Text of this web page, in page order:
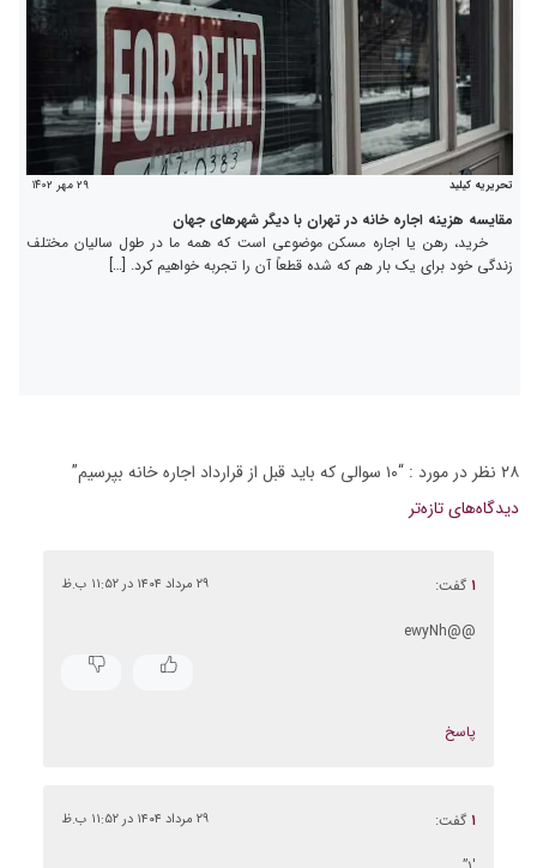
تحریریه کیلید ۲۹ مهر ۱۴۰۲
مقایسه هزینه اجاره خانه در تهران با دیگر شهرهای جهان
خرید، رهن یا اجاره مسکن موضوعی است که همه ما در طول سالیان مختلف
زندگی خود برای یک بار هم که شده قطعاً آن را تجربه خواهیم کرد. […]
۲۸ نظر در مورد : “ ۱۰ سوالی که باید قبل از قرارداد اجاره خانه بپرسیم
”
راهبری
دیدگاه‌ها
دیدگاه‌های تازه‌تر
۱ گفت: ۲۹ مرداد ۱۴۰۴ در ۱۱:۵۲ ب.ظ
@@ewyNh
پاسخ
۱ گفت: ۲۹ مرداد ۱۴۰۴ در ۱۱:۵۲ ب.ظ